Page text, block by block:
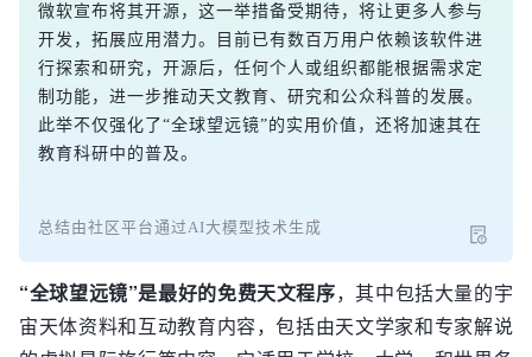
微软宣布将其开源，这一举措备受期待，将让更多人参与
开发，拓展应用潜力。目前已有数百万用户依赖该软件进
行探索和研究，开源后，任何个人或组织都能根据需求定
制功能，进一步推动天文教育、研究和公众科普的发展。
此举不仅强化了“全球望远镜”的实用价值，还将加速其在
教育科研中的普及。
总结由社区平台通过AI大模型技术生成
“全球望远镜”是最好的免费天文程序，其中包括大量的宇
宙天体资料和互动教育内容，包括由天文学家和专家解说